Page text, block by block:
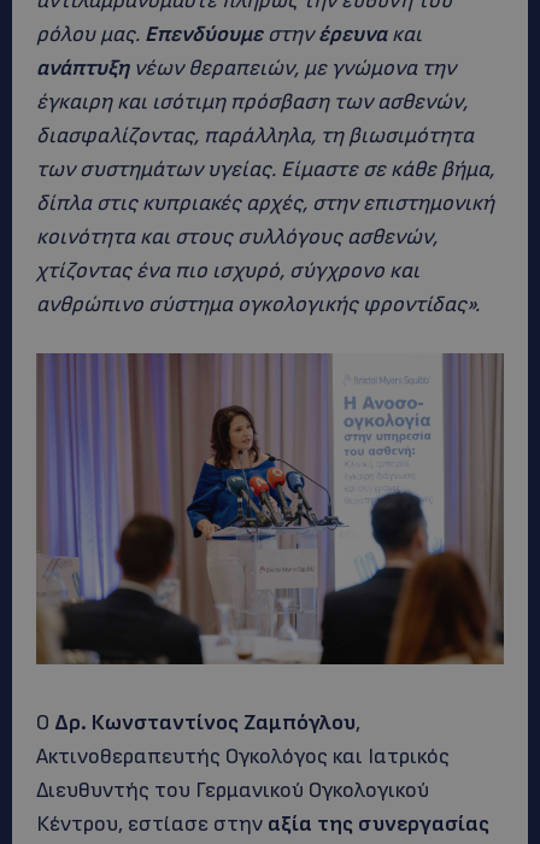
ρόλου μας. Επενδύουμεστηνέρευνακαι
ανάπτυξη νέων θεραπειών, με γνώμονα την
έγκαιρη και ισότιμη πρόσβαση των ασθενών,
διασφαλίζοντας, παράλληλα, τη βιωσιμότητα
των συστημάτων υγείας. Είμαστε σε κάθε βήμα,
δίπλα στις κυπριακές αρχές, στην επιστημονική
κοινότητα και στους συλλόγους ασθενών,
χτίζοντας ένα πιο ισχυρό, σύγχρονο και
ανθρώπινο σύστημα ογκολογικής φροντίδας».
Ο Δρ. Κωνσταντίνος Ζαμπόγλου,
Ακτινοθεραπευτής Ογκολόγος και Ιατρικός
Διευθυντής του Γερμανικού Ογκολογικού
Κέντρου, εστίασε στην αξία της συνεργασίας